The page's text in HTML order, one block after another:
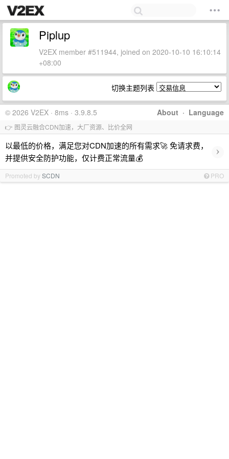
Piplup
V2EX member #511944, joined on 2020-10-10 16:10:14
+08:00
切换主题列表
About · Language
© 2026 V2EX · 8ms · 3.9.8.5
👉 图灵云融合CDN加速，大厂资源、比价全网
以最低的价格，满足您对CDN加速的所有需求🚀 免请求费，
并提供安全防护功能，仅计费正常流量💰
›
Promoted bySCDN PRO